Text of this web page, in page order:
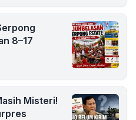
8–17
Misteri!